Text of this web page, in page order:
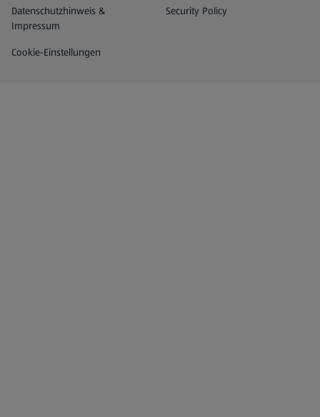
Datenschutz- und Richtlinienmenü
Datenschutzhinweis &
Impressum
Security Policy
(öffnet in einem neuen Tab)
Cookie-Einstellungen